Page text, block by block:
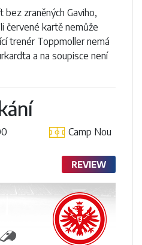
bez zraněných Gaviho,
červené kartě nemůže
trenér Toppmoller nemá
a na soupisce není
Camp Nou
REVIEW